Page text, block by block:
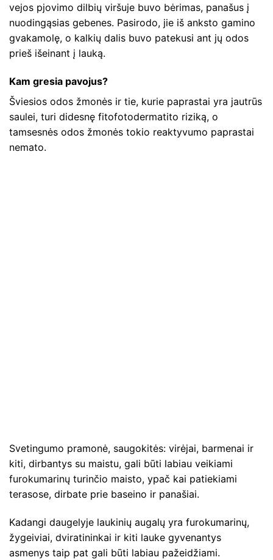
vejos pjovimo dilbių viršuje buvo bėrimas, panašus į
nuodingąsias gebenes. Pasirodo, jie iš anksto gamino
gvakamolę, o kalkių dalis buvo patekusi ant jų odos
prieš išeinant į lauką.
Kam gresia pavojus?
Šviesios odos žmonės ir tie, kurie paprastai yra jautrūs
saulei, turi didesnę fitofotodermatito riziką, o
tamsesnės odos žmonės tokio reaktyvumo paprastai
nemato.
Svetingumo pramonė, saugokitės: virėjai, barmenai ir
kiti, dirbantys su maistu, gali būti labiau veikiami
furokumarinų turinčio maisto, ypač kai patiekiami
terasose, dirbate prie baseino ir panašiai.
Kadangi daugelyje laukinių augalų yra furokumarinų,
žygeiviai, dviratininkai ir kiti lauke gyvenantys
asmenys taip pat gali būti labiau pažeidžiami.